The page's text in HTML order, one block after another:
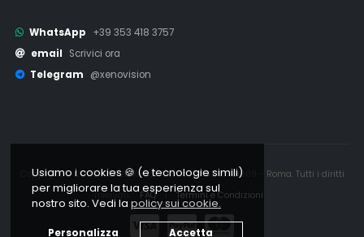
WhatsApp
+39 353 418 3757
email
Scrivici ora
Telegram
@xenovision
Copyright © 2006 - 2026 Xenovision.it - IT16245761008 - Roma. Tutti i diritti
riservati.
FAQ | Termini e Condizioni
Usiamo i cookies 🍪 (e tecnologie simili)
per migliorare la tua esperienza sul
nostro sito. Vedi la policy sui cookie.
Personalizza Accetta